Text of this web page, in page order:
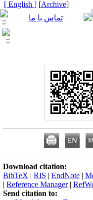
[
Archive
]
[ English ]
Download citation:
BibTeX | RIS | EndNote |
| Reference Manager|
Send citation to: